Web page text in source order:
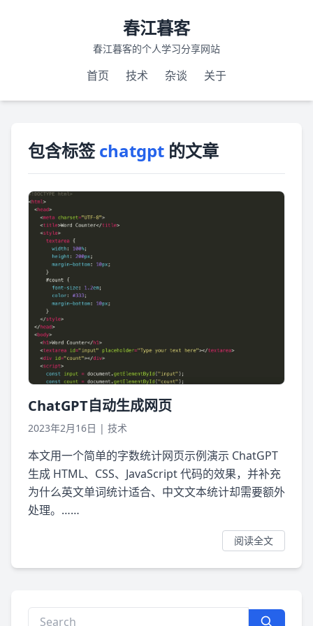
春江暮客
春江暮客的个人学习分享网站
首页 技术 杂谈 关于
包含标签chatgpt 的文章
ChatGPT自动生成网页
2023年2月16日 | 技术
本文用一个简单的字数统计网页示例演示 ChatGPT
生成 HTML、CSS、JavaScript 代码的效果，并补充
为什么英文单词统计适合、中文文本统计却需要额外
处理。……
阅读全文